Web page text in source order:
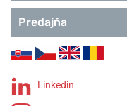
Predajňa
Linkedin